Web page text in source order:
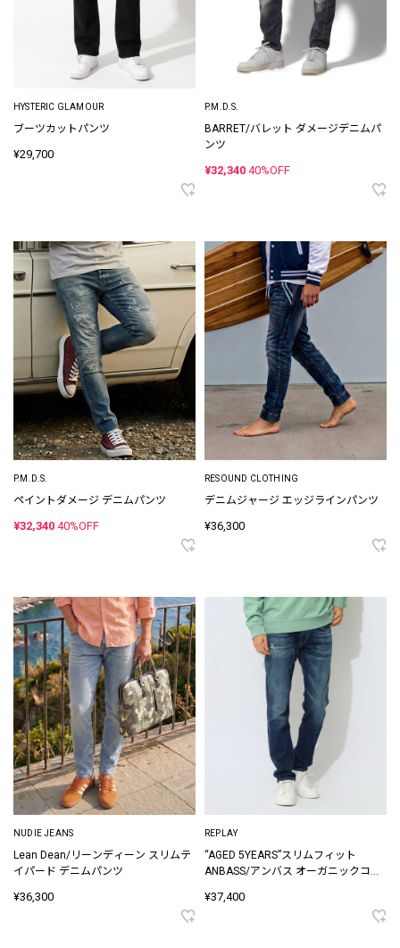
HYSTERIC GLAMOUR
ブーツカットパンツ
¥29,700
P.M.D.S.
BARRET/バレット ダメージデニムパ
ンツ
¥32,340 40%OFF
P.M.D.S.
ペイントダメージ デニムパンツ
¥32,340 40%OFF
RESOUND CLOTHING
デニムジャージ エッジラインパンツ
¥36,300
NUDIE JEANS
Lean Dean/リーンディーン スリムテ
イパード デニムパンツ
¥36,300
REPLAY
“AGED 5YEARS”スリムフィット
ANBASS/アンバス オーガニックコッ
¥37,400